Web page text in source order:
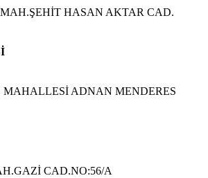
HASAN AKTAR CAD.
MAHALLESİ ADNAN MENDERES
CAD.NO:56/A